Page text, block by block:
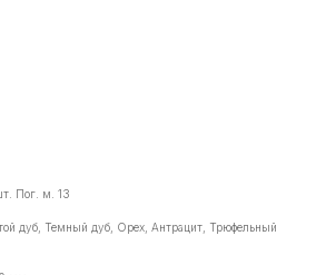
Пог. м. 13
дуб, Темный дуб, Орех, Антрацит, Трюфельный